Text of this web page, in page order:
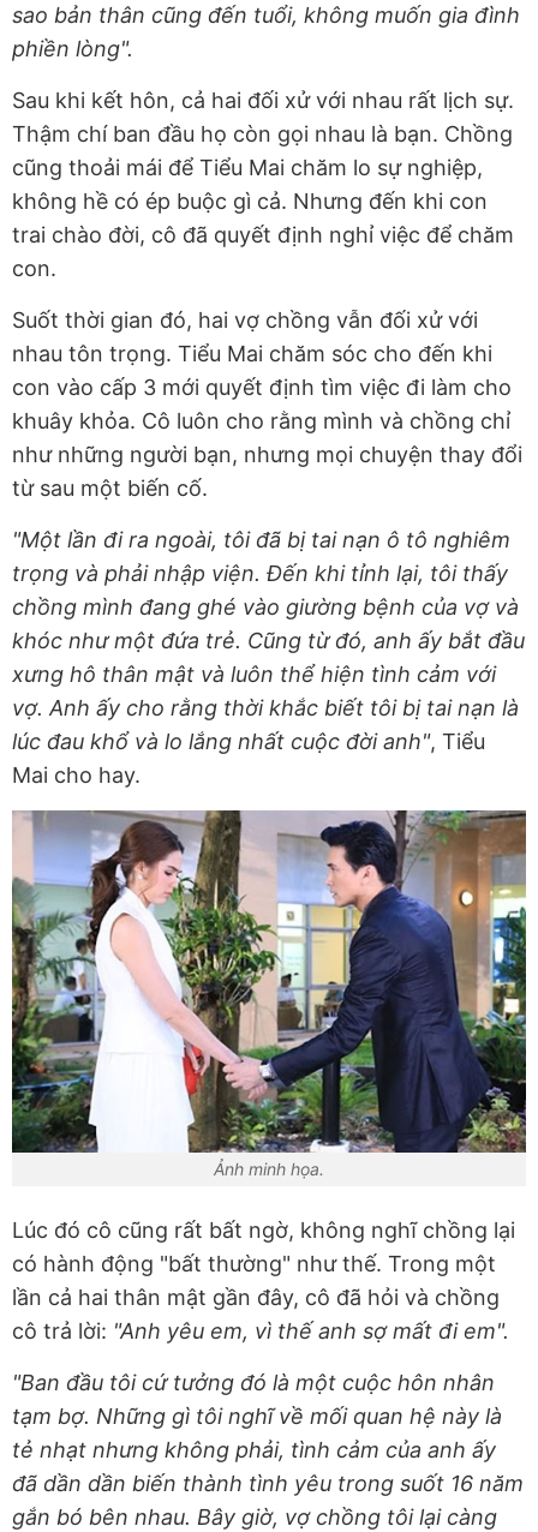
sao bản thân cũng đến tuổi, không muốn gia đình
phiền lòng".
Sau khi kết hôn, cả hai đối xử với nhau rất lịch sự.
Thậm chí ban đầu họ còn gọi nhau là bạn. Chồng
cũng thoải mái để Tiểu Mai chăm lo sự nghiệp,
không hề có ép buộc gì cả. Nhưng đến khi con
trai chào đời, cô đã quyết định nghỉ việc để chăm
con.
Suốt thời gian đó, hai vợ chồng vẫn đối xử với
nhau tôn trọng. Tiểu Mai chăm sóc cho đến khi
con vào cấp 3 mới quyết định tìm việc đi làm cho
khuây khỏa. Cô luôn cho rằng mình và chồng chỉ
như những người bạn, nhưng mọi chuyện thay đổi
từ sau một biến cố.
"Một lần đi ra ngoài, tôi đã bị tai nạn ô tô nghiêm
trọng và phải nhập viện. Đến khi tỉnh lại, tôi thấy
chồng mình đang ghé vào giường bệnh của vợ và
khóc như một đứa trẻ. Cũng từ đó, anh ấy bắt đầu
xưng hô thân mật và luôn thể hiện tình cảm với
vợ. Anh ấy cho rằng thời khắc biết tôi bị tai nạn là
lúc đau khổ và lo lắng nhất cuộc đời anh", Tiểu
Mai cho hay.
Ảnh minh họa.
Lúc đó cô cũng rất bất ngờ, không nghĩ chồng lại
có hành động "bất thường" như thế. Trong một
lần cả hai thân mật gần đây, cô đã hỏi và chồng
cô trả lời: "Anh yêu em, vì thế anh sợ mất đi em".
"Ban đầu tôi cứ tưởng đó là một cuộc hôn nhân
tạm bợ. Những gì tôi nghĩ về mối quan hệ này là
tẻ nhạt nhưng không phải, tình cảm của anh ấy
đã dần dần biến thành tình yêu trong suốt 16 năm
gắn bó bên nhau. Bây giờ, vợ chồng tôi lại càng